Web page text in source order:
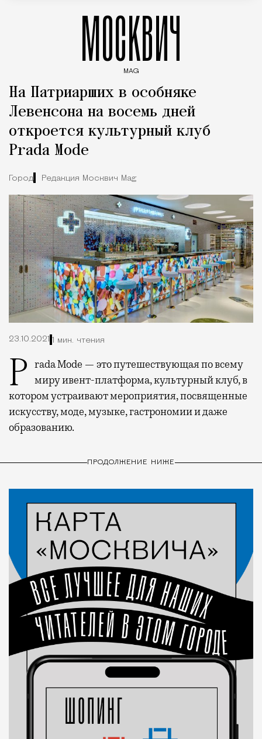
МОСКВИЧ
MAG
На Патриарших в особняке
Левенсона на восемь дней
откроется культурный клуб
Prada Mode
Город Редакция Москвич Mag
23.10.2021 1 мин. чтения
Prada Mode — это путешествующая по всему миру ивент-платформа, культурный клуб, в
котором устраивают мероприятия, посвященные
искусству, моде, музыке, гастрономии и даже
образованию.
ПРОДОЛЖЕНИЕ НИЖЕ